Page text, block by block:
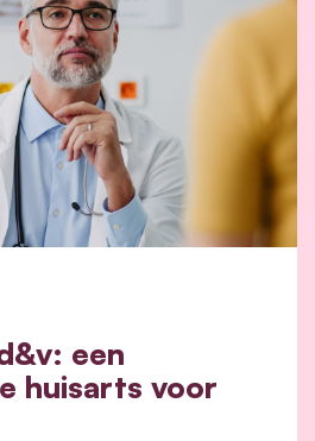
een
huisarts voor